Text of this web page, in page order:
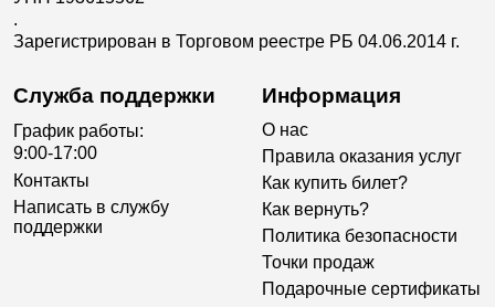
.
Зарегистрирован в Торговом реестре РБ 04.06.2014 г.
Служба поддержки
График работы:
9:00-17:00
Контакты
Написать в службу
поддержки
Информация
О нас
Правила оказания услуг
Как купить билет?
Как вернуть?
Политика безопасности
Точки продаж
Подарочные сертификаты